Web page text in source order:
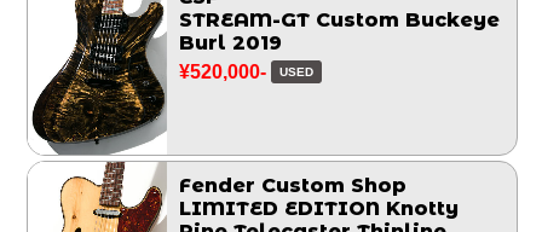
STREAM-GT Custom Buckeye
Burl 2019
¥520,000- USED
Fender Custom Shop
LIMITED EDITION Knotty